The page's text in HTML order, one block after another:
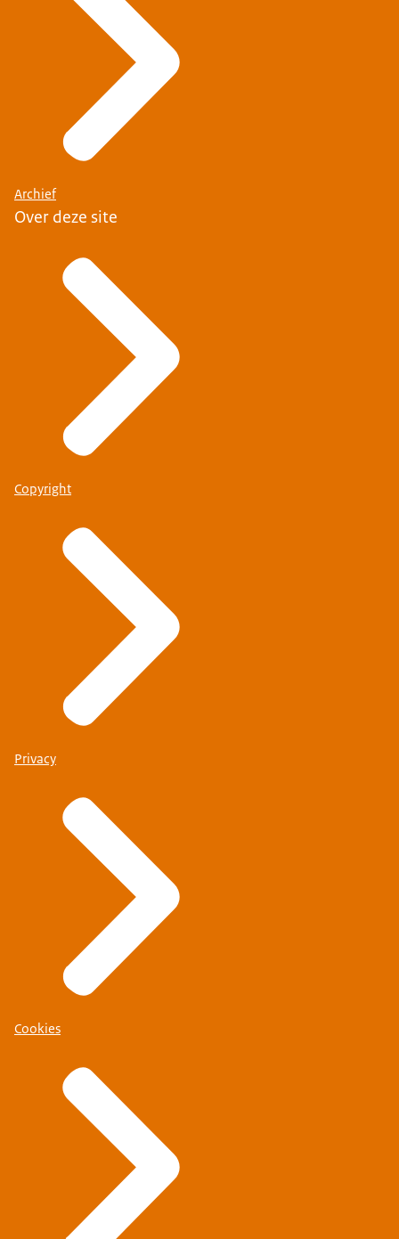
Archief
Over deze site
Copyright
Privacy
Cookies